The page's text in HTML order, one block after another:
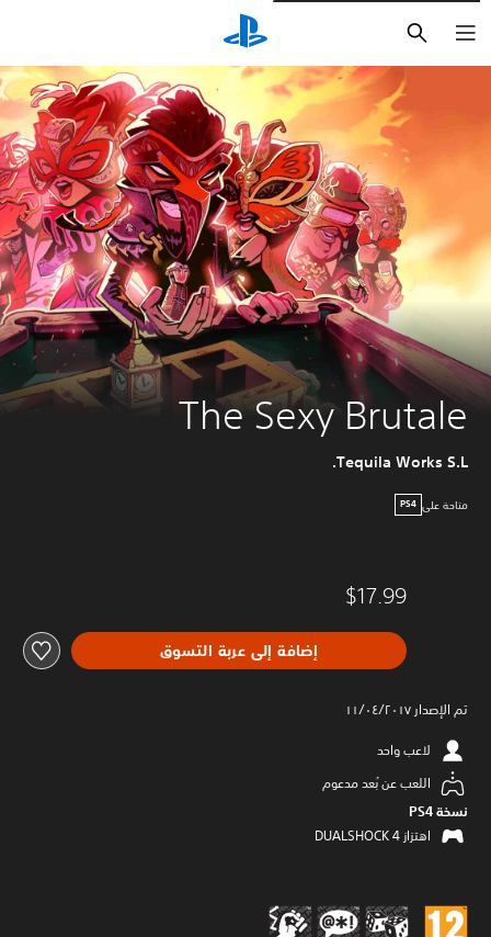
The Sexy Brutale
Tequila Works S.L.
متاحة على PS4
$17.99
إضافة إلى عربة التسوق
تم الإصدار ١١/٠٤/٢٠١٧
لاعب واحد
اللعب عن بُعد مدعوم
نسخة PS4‏
اهتزاز DUALSHOCK 4‏